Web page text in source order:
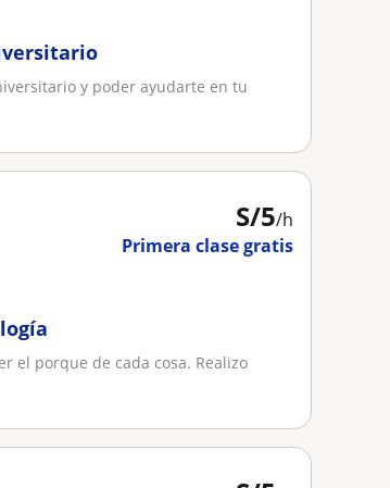
y poder ayudarte en tu
S/5/h
Primera clase gratis
el porque de cada cosa. Realizo